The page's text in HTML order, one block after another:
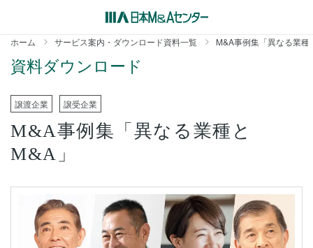
ホーム サービス案内・ダウンロード資料一覧 M&A事例集「異なる業種
資料ダウンロード
譲渡企業 譲受企業
M&A事例集「異なる業種と
M&A」